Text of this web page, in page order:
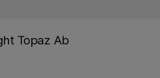
Topaz Ab